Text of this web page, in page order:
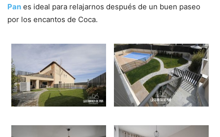
Pan es ideal para relajarnos después de un buen paseo
por los encantos de Coca.